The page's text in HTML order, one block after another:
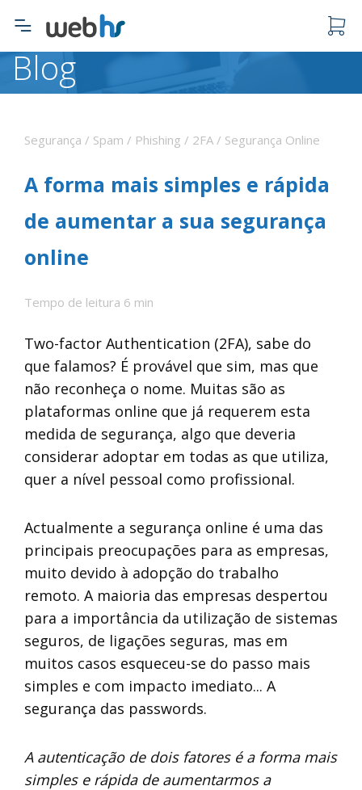
O carrinho está vazio.
Blog
Segurança / Spam / Phishing / 2FA / Segurança Online
A forma mais simples e rápida
de aumentar a sua segurança
online
Tempo de leitura 6 min
Two-factor Authentication (2FA), sabe do
que falamos? É provável que sim, mas que
não reconheça o nome. Muitas são as
plataformas online que já requerem esta
medida de segurança, algo que deveria
considerar adoptar em todas as que utiliza,
quer a nível pessoal como profissional.
Actualmente a segurança online é uma das
principais preocupações para as empresas,
muito devido à adopção do trabalho
remoto. A maioria das empresas despertou
para a importância da utilização de sistemas
seguros, de ligações seguras, mas em
muitos casos esqueceu-se do passo mais
simples e com impacto imediato... A
segurança das passwords.
A autenticação de dois fatores é a forma mais
simples e rápida de aumentarmos a